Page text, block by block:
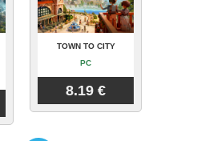
TOWN TO CITY
PC
8.19 €